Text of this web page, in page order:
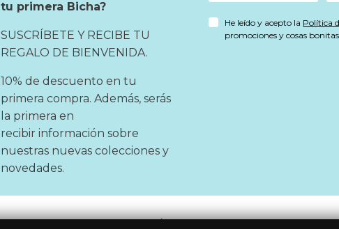
tu primera Bicha?
SUSCRÍBETE Y RECIBE TU
REGALO DE BIENVENIDA.
10% de descuento en tu
primera compra. Además, serás
la primera en
recibir información sobre
nuestras nuevas colecciones y
novedades.
He leído y acepto la Política
promociones y cosas